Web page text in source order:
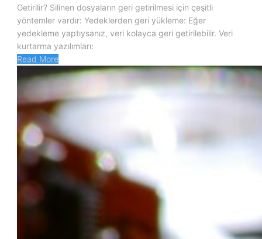
Getirilir? Silinen dosyaların geri getirilmesi için çeşitli
yöntemler vardır: Yedeklerden geri yükleme: Eğer
yedekleme yaptıysanız, veri kolayca geri getirilebilir. Veri
kurtarma yazılımları:
Read More